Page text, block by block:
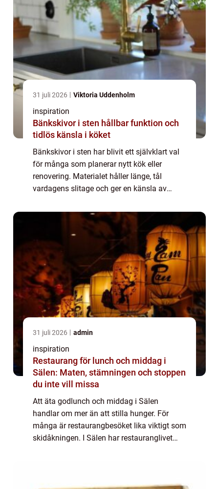
31 juli 2026 Viktoria Uddenholm
inspiration
Bänkskivor i sten hållbar funktion och
tidlös känsla i köket
Bänkskivor i sten har blivit ett självklart val
för många som planerar nytt kök eller
renovering. Materialet håller länge, tål
vardagens slitage och ger en känsla av
med laminat eller trä. Den som väljer ste...
31 juli 2026 admin
inspiration
Restaurang för lunch och middag i
Sälen: Maten, stämningen och stoppen
du inte vill missa
Att äta godlunch och middag i Sälen
handlar om mer än att stilla hunger. För
många är restaurangbesöket lika viktigt som
skidåkningen. I Sälen har restauranglivet